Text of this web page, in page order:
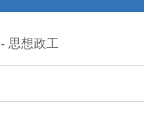
图片新闻
- 思想政工